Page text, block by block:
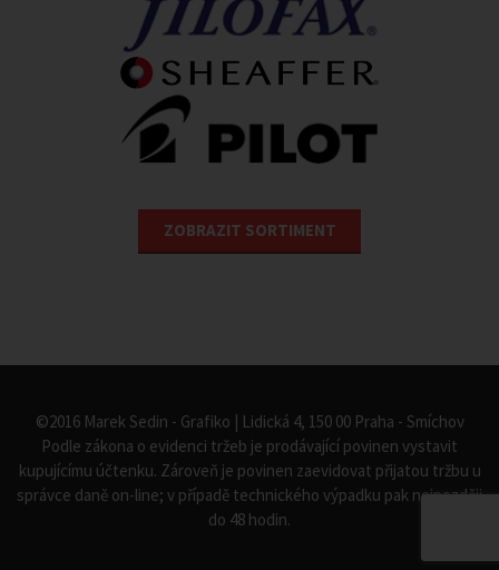
ZOBRAZIT SORTIMENT
©2016 Marek Sedin - Grafiko | Lidická 4, 150 00 Praha - Smíchov
Podle zákona o evidenci tržeb je prodávající povinen vystavit
kupujícímu účtenku. Zároveň je povinen zaevidovat přijatou tržbu u
správce daně on-line; v případě technického výpadku pak nejpozději
do 48 hodin.